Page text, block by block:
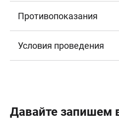
Противопоказания
Условия проведения
Давайте запишем